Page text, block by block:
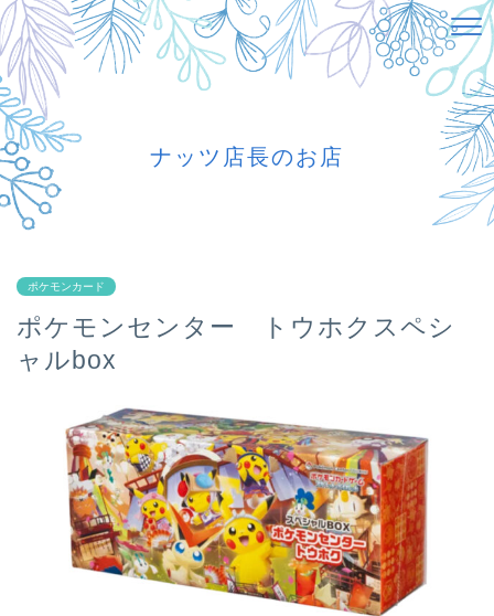
ナッツ店長のお店
ポケモンカード
ポケモンセンター トウホクスペシ
ャルbox